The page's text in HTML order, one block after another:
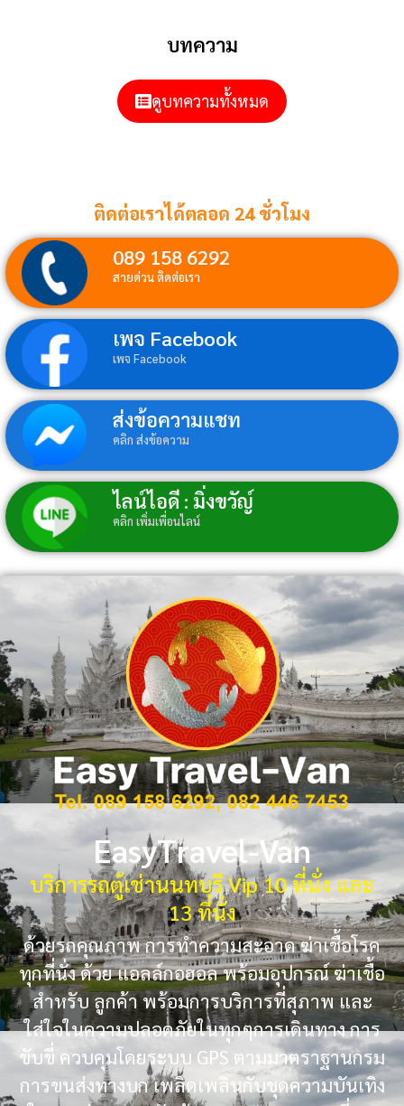
บทความ
ดูบทความทั้งหมด
ติดต่อเราได้ตลอด 24 ชั่วโมง
089 158 6292
สายด่วน ติดต่อเรา
เพจ Facebook
เพจ Facebook
ส่งข้อความแชท
คลิก ส่งข้อความ
ไลน์ไอดี : มิ่งขวัญ์
คลิก เพิ่มเพื่อนไลน์
EasyTravel-Van
บริการรถตู้เช่านนทบุรี Vip 10 ที่นั่ง และ
13 ที่นั่ง
ด้วยรถคุณภาพ การทำความสะอาด ฆ่าเชื้อโรค
ทุกที่นั่ง ด้วย แอลล์กอฮอล พร้อมอุปกรณ์ ฆ่าเชื้อ
สำหรับ ลูกค้า พร้อมการบริการที่สุภาพ และ
ใส่ใจในความปลอดภัยในทุกๆการเดินทาง การ
ขับขี่ ควบคุมโดยระบบ GPS ตามมาตราฐานกรม
การขนส่งทางบก เพลิดเพลินกับชุดความบันเทิง